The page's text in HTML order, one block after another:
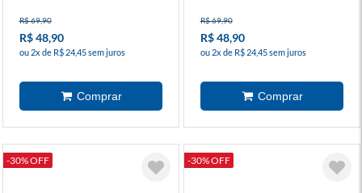
R$ 69,90
R$ 48,90
ou 2x de R$ 24,45 sem juros
R$ 69,90
R$ 48,90
ou 2x de R$ 24,45 sem juros
-30% OFF -30% OFF